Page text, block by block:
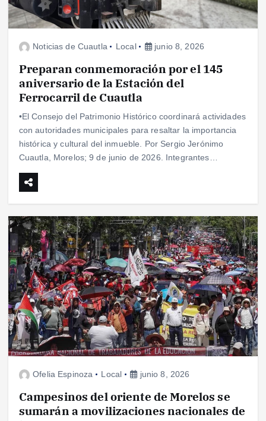
Noticias de Cuautla Local junio 8, 2026
Preparan conmemoración por el 145
aniversario de la Estación del
Ferrocarril de Cuautla
•El Consejo del Patrimonio Histórico coordinará actividades
con autoridades municipales para resaltar la importancia
histórica y cultural del inmueble. Por Sergio Jerónimo
Cuautla, Morelos; 9 de junio de 2026. Integrantes…
Ofelia Espinoza Local junio 8, 2026
Campesinos del oriente de Morelos se
sumarán a movilizaciones nacionales de